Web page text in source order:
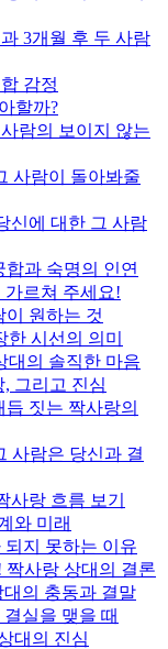
3개월 후 두 사람
감정
할까?
람의 보이지 않는
사람이 돌아봐줄
신에 대한 그 사람
과 숙명의 인연
가르쳐 주세요!
이 원하는 것
시선의 의미
대의 솔직한 마음
그리고 진심
짓는 짝사랑의
사람은 당신과 결
사랑 흐름 보기
와 미래
지 못하는 이유
사랑 상대의 결론
의 충동과 결말
실을 맺을 때
대의 진심